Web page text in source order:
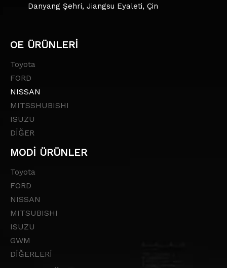
Danyang Şehri, Jiangsu Eyaleti, Çin
OE ÜRÜNLERİ
Toyota
FORD
NISSAN
MITSSHUBISHI
ISUZU
DİĞER
MODİ ÜRÜNLER
Toyota
FORD
NISSAN
MITSUBISHI
ISUZU
GWM
DİĞERLERİ